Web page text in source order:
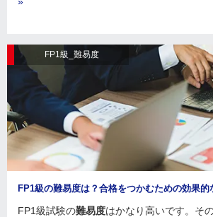
FP1級_難易度
FP1級の難易度は？合格をつかむための効果的
FP1級試験の難易度はかなり高いです。そ